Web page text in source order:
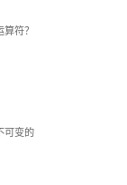
符？
可变的